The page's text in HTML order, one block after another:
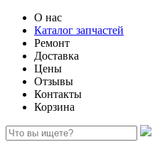
О нас
Каталог запчастей
Ремонт
Доставка
Цены
Отзывы
Контакты
Корзина